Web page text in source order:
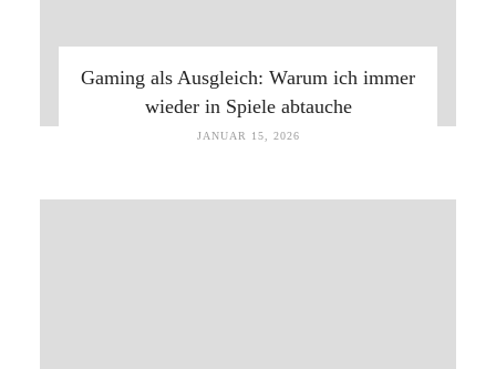
Gaming als Ausgleich: Warum ich immer
wieder in Spiele abtauche
JANUAR 15, 2026